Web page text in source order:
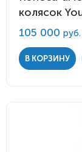
колясок
105 000 руб.
В КОРЗИНУ